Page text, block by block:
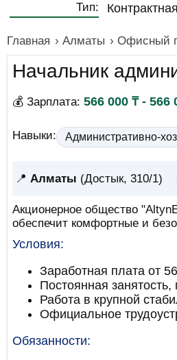
Тип:
Главная › Алматы › Офисный
Начальник
💰 Зарплата: 566 000 ₸ - 566
Навыки: Административно-
📍 Алматы (Достык, 310/1)
Акционерное общество
обеспечит комфортные и
Условия:
Заработная плата от
Постоянная
Работа в крупной
Официальное
Обязанности: